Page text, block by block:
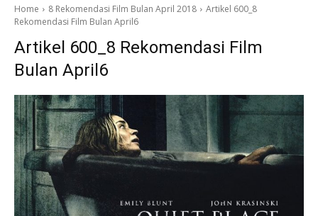
Home 8 Rekomendasi Film Bulan April 2018
Artikel 600_8
Rekomendasi Film Bulan April6
Artikel 600_8 Rekomendasi Film
Bulan April6